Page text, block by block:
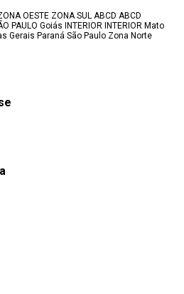
OESTE ZONA SUL ABCD ABCD
PAULO Goiás INTERIOR INTERIOR Mato
Gerais Paraná São Paulo Zona Norte